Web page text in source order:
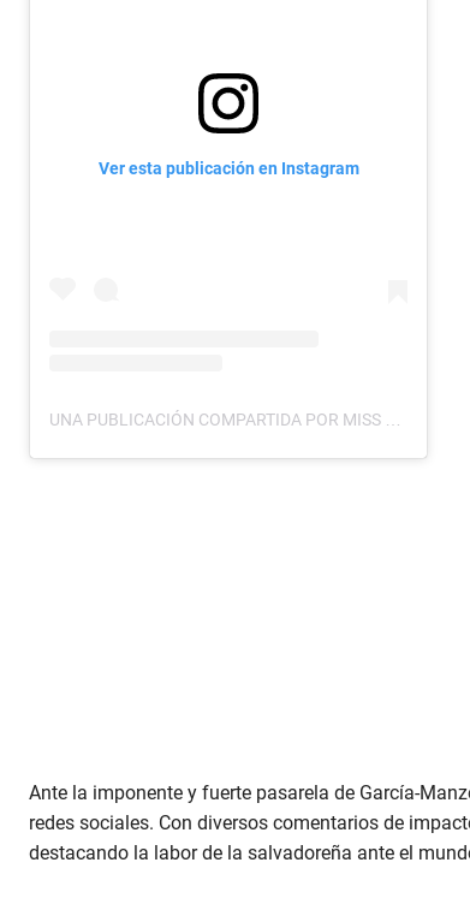
Ver esta publicación en Instagram
UNA PUBLICACIÓN COMPARTIDA POR MISS UNIVERSO EL SALVADOR (@MISSUNIVERSOSV)
Ante la imponente y fuerte pasarela de García-
redes sociales. Con diversos comentarios de
destacando la labor de la salvadoreña ante el